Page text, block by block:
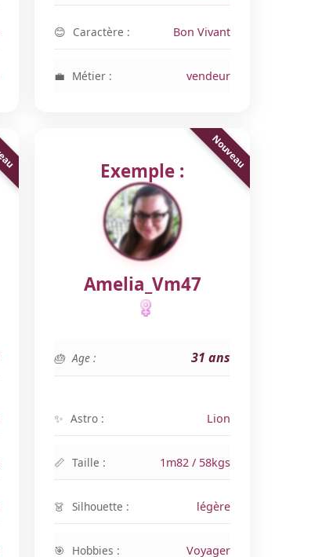
Caractère : Bon Vivant
Métier : vendeur
Exemple :
Amelia_Vm47
Age : 31 ans
Astro : Lion
Taille : 1m82 / 58kgs
Silhouette : légère
Hobbies : Voyager